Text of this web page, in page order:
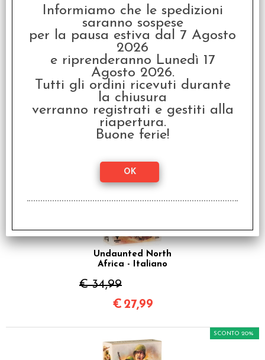
Undaunted North
Africa - Italiano
€ 34,99
€27,99
I clienti che hanno acquistato questo
prodotto, hanno scelto anche questi
Undaunted North
Africa - Italiano
€ 34,99
€ 27,99
SCONTO 20%
Informiamo che le spedizioni
saranno sospese
per la pausa estiva dal 7 Agosto
2026
e riprenderanno Lunedì 17
Agosto 2026.
Tutti gli ordini ricevuti durante
la chiusura
verranno registrati e gestiti alla
riapertura.
Buone ferie!